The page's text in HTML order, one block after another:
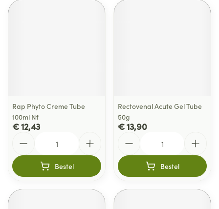
Rap Phyto Creme Tube
100ml Nf
€ 12,43
Bestel
Rectovenal Acute Gel Tube
50g
€ 13,90
Bestel